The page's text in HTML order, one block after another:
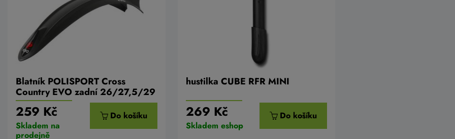
Blatník POLISPORT Cross
Country EVO zadní 26/27,5/29
259 Kč
Skladem na
prodejně
Do košíku
hustilka CUBE RFR MINI
269 Kč
Skladem eshop
Do košíku